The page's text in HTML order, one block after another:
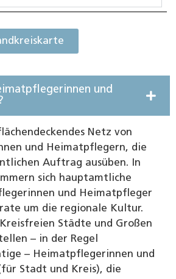
und
Netz von
und Heimatpflegern, die
Auftrag ausüben. In
sich hauptamtliche
und Heimatpfleger
um die regionale Kultur.
Städte und Großen
– in der Regel
– Heimatpflegerinnen und
Stadt und Kreis), die